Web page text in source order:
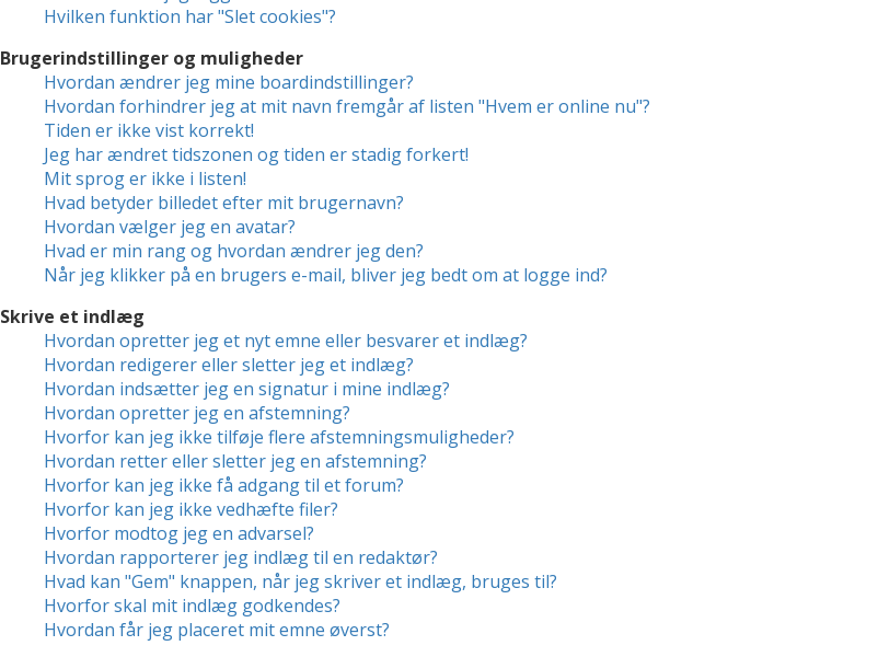
Hvilken funktion har "Slet cookies"?
Brugerindstillinger og muligheder
Hvordan ændrer jeg mine boardindstillinger?
Hvordan forhindrer jeg at mit navn fremgår af listen "Hvem er online nu"?
Tiden er ikke vist korrekt!
Jeg har ændret tidszonen og tiden er stadig forkert!
Mit sprog er ikke i listen!
Hvad betyder billedet efter mit brugernavn?
Hvordan vælger jeg en avatar?
Hvad er min rang og hvordan ændrer jeg den?
Når jeg klikker på en brugers e-mail, bliver jeg bedt om at logge ind?
Skrive et indlæg
Hvordan opretter jeg et nyt emne eller besvarer et indlæg?
Hvordan redigerer eller sletter jeg et indlæg?
Hvordan indsætter jeg en signatur i mine indlæg?
Hvordan opretter jeg en afstemning?
Hvorfor kan jeg ikke tilføje flere afstemningsmuligheder?
Hvordan retter eller sletter jeg en afstemning?
Hvorfor kan jeg ikke få adgang til et forum?
Hvorfor kan jeg ikke vedhæfte filer?
Hvorfor modtog jeg en advarsel?
Hvordan rapporterer jeg indlæg til en redaktør?
Hvad kan "Gem" knappen, når jeg skriver et indlæg, bruges til?
Hvorfor skal mit indlæg godkendes?
Hvordan får jeg placeret mit emne øverst?